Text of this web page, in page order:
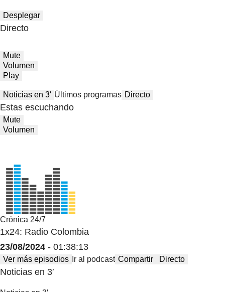
Desplegar
Directo
Mute
Volumen
Play
Noticias en 3′ Últimos programas Directo
Estas escuchando
Mute
Volumen
Crónica 24/7
1x24: Radio Colombia
23/08/2024 - 01:38:13
Ver más episodios Ir al podcast Compartir Directo
Noticias en 3′